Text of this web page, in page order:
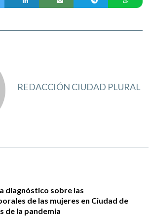
REDACCIÓN CIUDAD PLURAL
diagnóstico sobre las
de las mujeres en Ciudad de
de la pandemia